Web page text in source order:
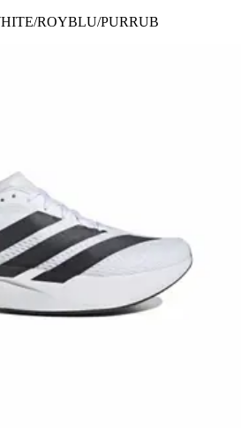
ROYBLU/PURRUB